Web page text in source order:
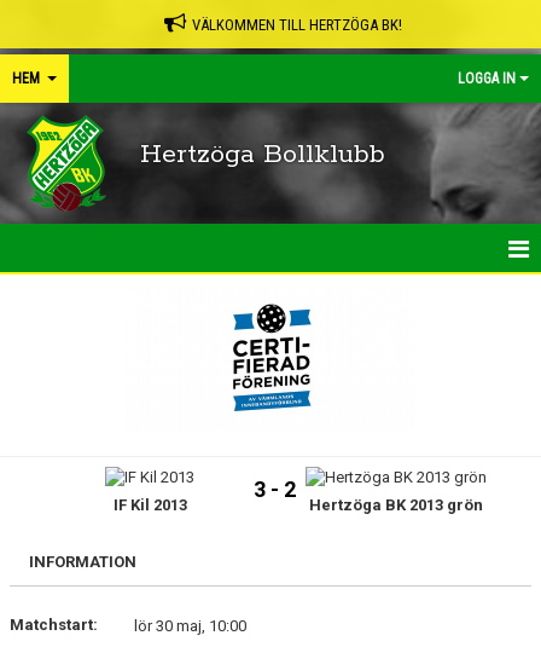
VÄLKOMMEN TILL HERTZÖGA BK!
HEM LOGGA IN
Hertzöga Bollklubb
FRISPARKEN
IF Kil 2013
3 - 2
Hertzöga BK 2013 grön
INFORMATION
Matchstart:
lör 30 maj, 10:00